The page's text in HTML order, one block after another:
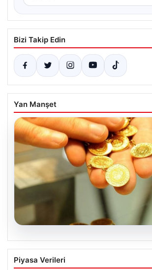
Bizi Takip Edin
Yan Manşet
07.08.2026
Altın fiyatları canlı 2 Nisan
fiyatları ne kadar oldu? Gram,
Piyasa Verileri